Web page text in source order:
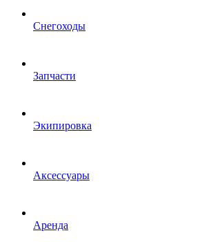
Снегоходы
Запчасти
Экипировка
Аксессуары
Аренда